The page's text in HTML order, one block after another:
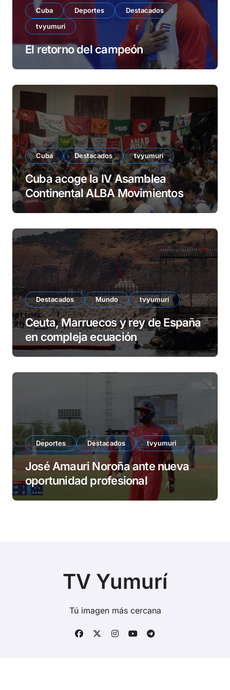
Cuba Deportes
Destacados
tvyumuri
El retorno del campeón
Cuba Destacados tvyumuri
Cuba acoge la IV Asamblea
Continental ALBA Movimientos
Destacados Mundo tvyumuri
Ceuta, Marruecos y rey de España
en compleja ecuación
Deportes Destacados tvyumuri
José Amauri Noroña ante nueva
oportunidad profesional
TV Yumurí
Tú imagen más cercana